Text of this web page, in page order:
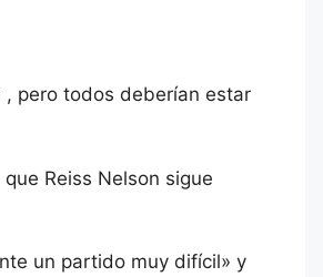
, pero todos deberían estar
Reiss Nelson sigue
un partido muy difícil» y